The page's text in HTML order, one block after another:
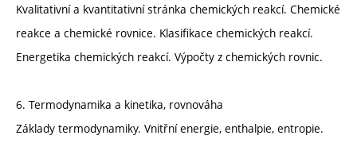
Kvalitativní a kvantitativní stránka chemických reakcí. Chemické
reakce a chemické rovnice. Klasifikace chemických reakcí.
Energetika chemických reakcí. Výpočty z chemických rovnic.
6. Termodynamika a kinetika, rovnováha
Základy termodynamiky. Vnitřní energie, enthalpie, entropie.